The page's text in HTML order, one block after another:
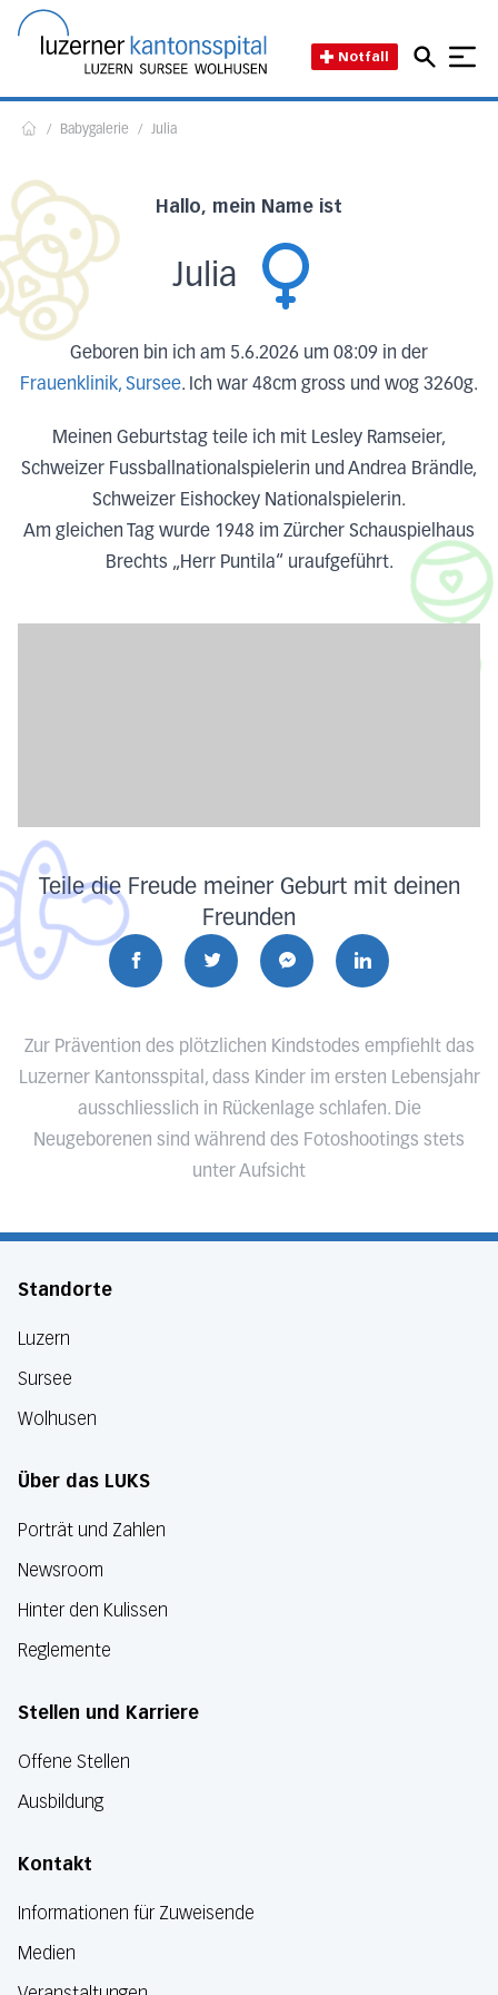
Notfall
/ Babygalerie / Julia
Hallo, mein Name ist
Julia
Geboren bin ich am 5.6.2026 um 08:09 in der
Frauenklinik, Sursee. Ich war 48cm gross und wog 3260g.
Meinen Geburtstag teile ich mit Lesley Ramseier,
Schweizer Fussballnationalspielerin und Andrea Brändle,
Schweizer Eishockey Nationalspielerin.
Am gleichen Tag wurde 1948 im Zürcher Schauspielhaus
Brechts „Herr Puntila“ uraufgeführt.
Teile die Freude meiner Geburt mit deinen
Freunden
Zur Prävention des plötzlichen Kindstodes empfiehlt das
Luzerner Kantonsspital, dass Kinder im ersten Lebensjahr
ausschliesslich in Rückenlage schlafen. Die
Neugeborenen sind während des Fotoshootings stets
unter Aufsicht
Standorte
Luzern
Sursee
Wolhusen
Über das LUKS
Porträt und Zahlen
Newsroom
Hinter den Kulissen
Reglemente
Stellen und Karriere
Offene Stellen
Ausbildung
Kontakt
Informationen für Zuweisende
Medien